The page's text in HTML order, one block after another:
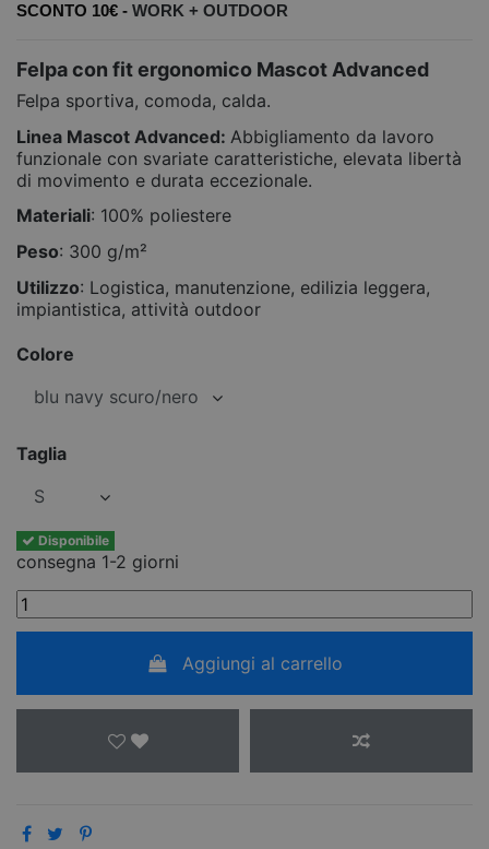
SCONTO 10€ - WORK + OUTDOOR
Felpa con fit ergonomico Mascot Advanced
Felpa sportiva, comoda, calda.
Linea Mascot Advanced: Abbigliamento da lavoro
funzionale con svariate caratteristiche, elevata libertà
di movimento e durata eccezionale.
Materiali: 100% poliestere
Peso: 300 g/m²
Utilizzo: Logistica, manutenzione, edilizia leggera,
impiantistica, attività outdoor
Colore
Taglia
Disponibile
consegna 1-2 giorni
Aggiungi al carrello